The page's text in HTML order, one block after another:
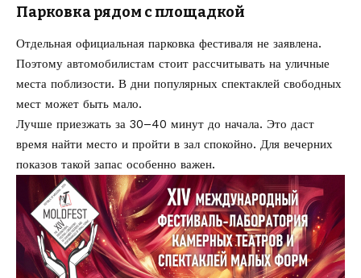
Парковка рядом с площадкой
Отдельная официальная парковка фестиваля не заявлена.
Поэтому автомобилистам стоит рассчитывать на уличные
места поблизости. В дни популярных спектаклей свободных
мест может быть мало.
Лучше приезжать за 30–40 минут до начала. Это даст
время найти место и пройти в зал спокойно. Для вечерних
показов такой запас особенно важен.